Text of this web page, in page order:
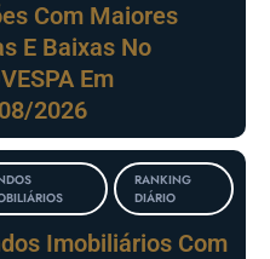
Com Maiores
E Baixas No
Em
2026
RANKING
DIÁRIO
Imobiliários Com